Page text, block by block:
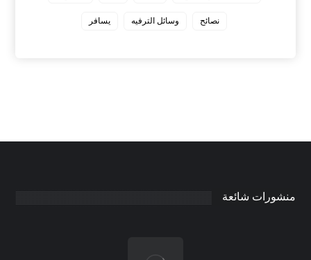
نصائح وسائل الترفيه يسافر
منشورات شائعة